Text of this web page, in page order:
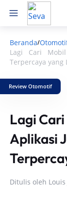
Beranda/
Lagi Cari
Terpercaya yang
Review Otomotif
Lagi
Aplikasi
Ditulis oleh